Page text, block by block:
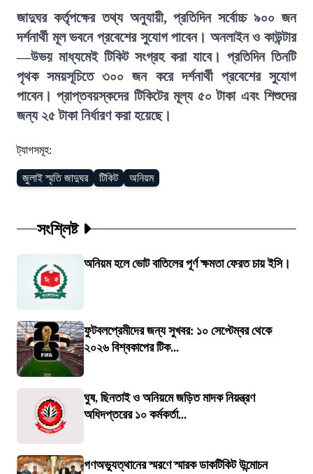
জাদুঘর কর্তৃপক্ষের তথ্য অনুযায়ী, প্রতিদিন সর্বোচ্চ ৯০০ জন
দর্শনার্থী মূল ভবনে প্রবেশের সুযোগ পাবেন। অনলাইন ও কাউন্টার
—উভয় মাধ্যমেই টিকিট সংগ্রহ করা যাবে। প্রতিদিন তিনটি
পৃথক সময়সূচিতে ৩০০ জন করে দর্শনার্থী প্রবেশের সুযোগ
পাবেন। প্রাপ্তবয়স্কদের টিকিটের মূল্য ৫০ টাকা এবং শিশুদের
জন্য ২৫ টাকা নির্ধারণ করা হয়েছে।
ট্যাগসমূহ:
জুলাই স্মৃতি জাদুঘর টিকিট অনিয়ম
সংশ্লিষ্ট
অনিয়ম হলে ভোট বাতিলের পূর্ণ ক্ষমতা ফেরত চায় ইসি।
ফুটবলপ্রেমীদের জন্য সুখবর: ১০ সেপ্টেম্বর থেকে
২০২৬ বিশ্বকাপের টিক...
ঘুষ, ছিনতাই ও অনিয়মে জড়িত মাদক নিয়ন্ত্রণ
অধিদপ্তরের ১০ কর্মকর্তা...
গণঅভ্যুত্থানের স্মরণে স্মারক ডাকটিকিট উন্মোচন